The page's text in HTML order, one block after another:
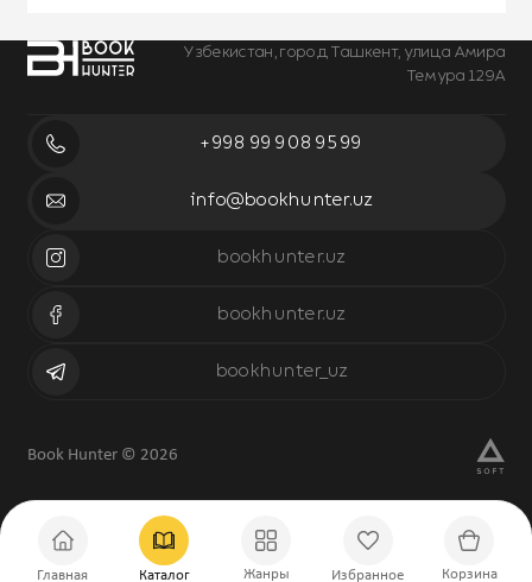
Главная Каталог Жанры Избранное Корзина
Узбекистан, город Ташкент, улица Амира
Темура 129А
+998 99 908 95 99
info@bookhunter.uz
bookhunter.uz
bookhunter.uz
bookhunter_uz
Book Hunter © 2026